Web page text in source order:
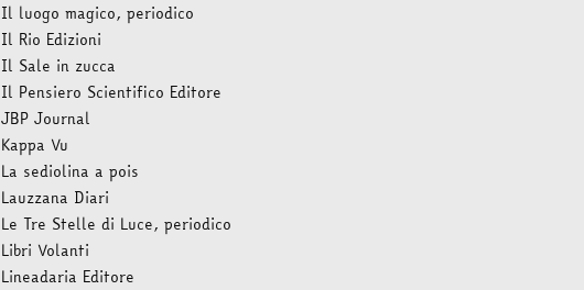
Il luogo magico, periodico
Il Rio Edizioni
Il Sale in zucca
Il Pensiero Scientifico Editore
JBP Journal
Kappa Vu
La sediolina a pois
Lauzzana Diari
Le Tre Stelle di Luce, periodico
Libri Volanti
Lineadaria Editore